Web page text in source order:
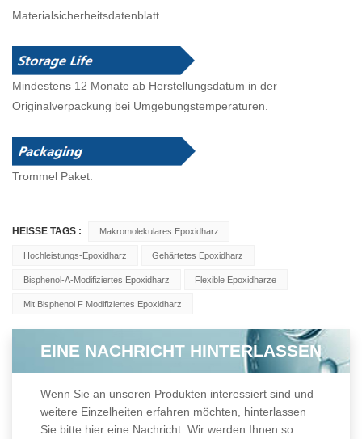
Materialsicherheitsdatenblatt.
Mindestens 12 Monate ab Herstellungsdatum in der
Originalverpackung bei Umgebungstemperaturen.
Trommel Paket.
HEISSE TAGS : Makromolekulares Epoxidharz
Hochleistungs-Epoxidharz Gehärtetes Epoxidharz
Bisphenol-A-Modifiziertes Epoxidharz Flexible Epoxidharze
Mit Bisphenol F Modifiziertes Epoxidharz
EINE NACHRICHT HINTERLASSEN
Wenn Sie an unseren Produkten interessiert sind und
weitere Einzelheiten erfahren möchten, hinterlassen
Sie bitte hier eine Nachricht. Wir werden Ihnen so